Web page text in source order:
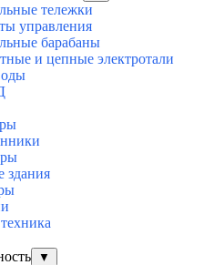
тележки
управления
барабаны
и цепные электротали
здания
▼